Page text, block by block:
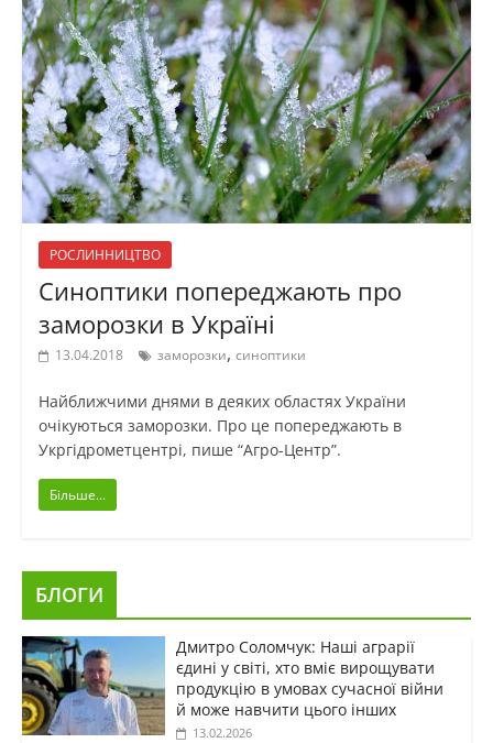
РОСЛИННИЦТВО
Синоптики попереджають про
заморозки в Україні
13.04.2018 заморозки, синоптики
Найближчими днями в деяких областях України
очікуються заморозки. Про це попереджають в
Укргідрометцентрі, пише “Агро-Центр”.
Більше...
БЛОГИ
Дмитро Соломчук: Наші аграрії
єдині у світі, хто вміє вирощувати
продукцію в умовах сучасної війни
й може навчити цього інших
13.02.2026